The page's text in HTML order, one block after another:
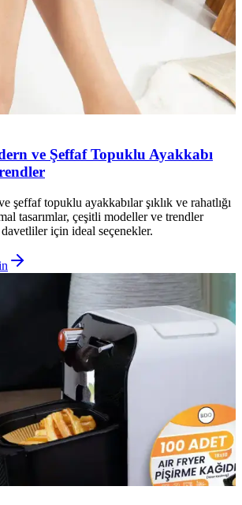
ve Şeffaf Topuklu Ayakkabı
şeffaf topuklu ayakkabılar şıklık ve rahatlığı
tasarımlar, çeşitli modeller ve trendler
için ideal seçenekler.